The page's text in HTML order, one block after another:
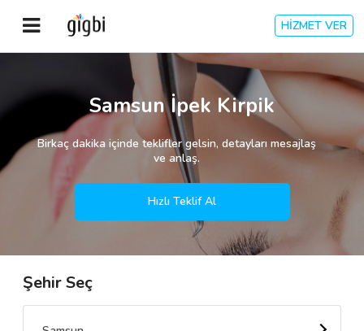
HİZMET VER
Giriş Yap
Kayıt Ol
Kategoriler
🎈 Biz Kimiz?
Samsun İpek Kirpik
Birkaç dakika içinde teklifler gelsin, detayları mesajlaş
ve anlaş.
Hızlı Teklif Al
Şehir Seç